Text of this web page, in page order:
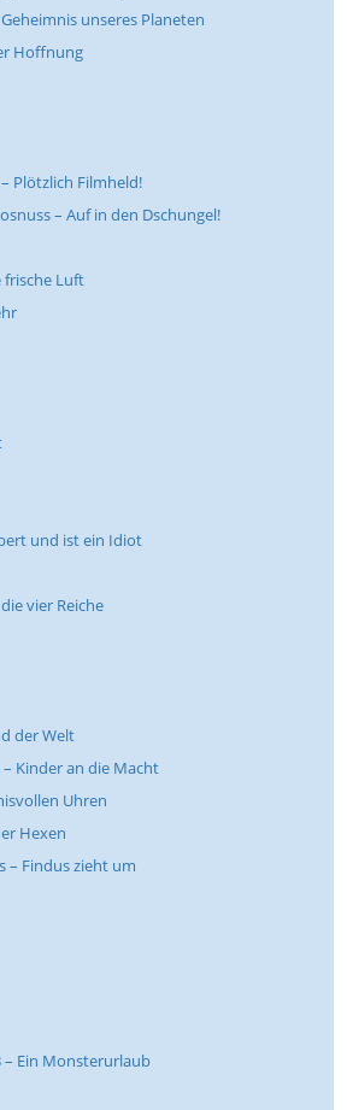
unseres Planeten
Hoffnung
Plötzlich Filmheld!
– Auf in den Dschungel!
frische Luft
und ist ein Idiot
vier Reiche
der Welt
Kinder an die Macht
Uhren
Hexen
– Findus zieht um
– Ein Monsterurlaub